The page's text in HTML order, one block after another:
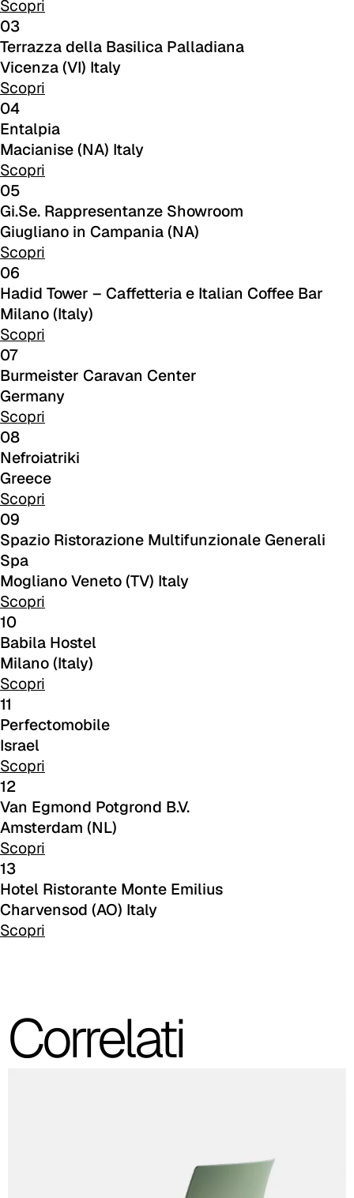
A 28F
A 29F
A 30F
A 37F
3D Fabric (Cat. A - Tessuto Poliestere)
A 3BE
A 3GR
A 3BL
A 3NE
Skill/Secret (Cat. C - Similpelle)
C 40F
C 41F
C 42F
C 43F
C 45F
C 46F
C 47F
C 48F
C 49F
C 50F
C 51F
C 52F
C 53F
Cura (Cat. C - Tessuto)
C 30C
C 31C
C 32C
Scopri
03
Terrazza della Basilica Palladiana
Vicenza (VI) Italy
Scopri
04
Entalpia
Macianise (NA) Italy
Scopri
05
Gi.Se. Rappresentanze Showroom
Giugliano in Campania (NA)
Scopri
06
Hadid Tower – Caffetteria e Italian Coffee Bar
Milano (Italy)
Scopri
07
Burmeister Caravan Center
Germany
Scopri
08
Nefroiatriki
Greece
Scopri
09
Spazio Ristorazione Multifunzionale Generali
Spa
Mogliano Veneto (TV) Italy
Scopri
10
Babila Hostel
Milano (Italy)
Scopri
11
Perfectomobile
Israel
Scopri
12
Van Egmond Potgrond B.V.
Amsterdam (NL)
Scopri
13
Hotel Ristorante Monte Emilius
Charvensod (AO) Italy
Scopri
Correlati